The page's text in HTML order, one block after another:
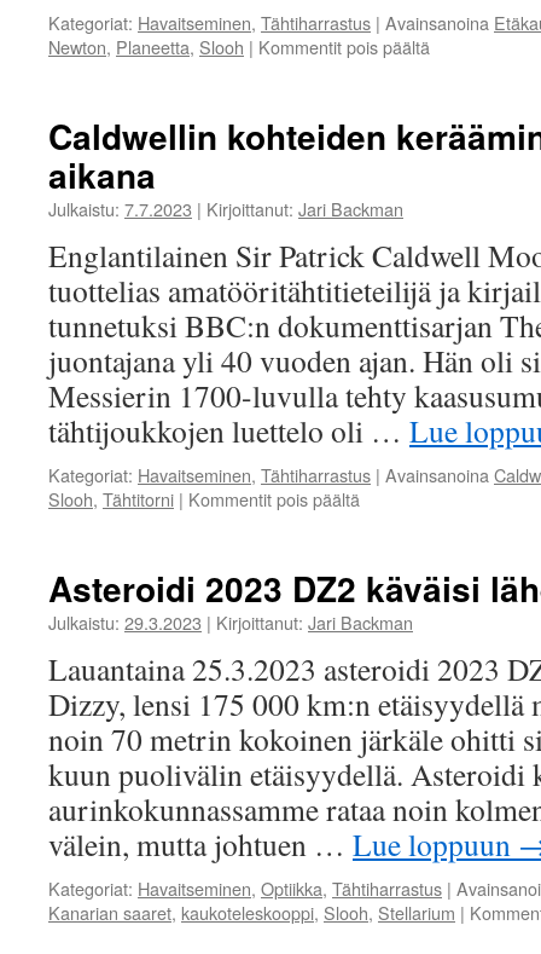
Kategoriat: Havaitseminen, Tähtiharrastus | Avainsanoina
Newton, Planeetta, Slooh | Kommentit pois päältä
laskeminen
Caldwellin kohteiden
aikana
Julkaistu: 7.7.2023 | Kirjoittanut: Jari Backman
Englantilainen Sir Patrick Caldwell
tuottelias amatööritähtitieteilijä ja
tunnetuksi BBC:n dokumenttisarjan
juontajana yli 40 vuoden ajan. Hän oli
Messierin 1700-luvulla tehty
tähtijoukkojen luettelo oli … Lue
Kategoriat: Havaitseminen, Tähtiharrastus | Avainsanoina
Slooh, Tähtitorni | Kommentit pois päältä
kerääminen
pandemian
aikana
Asteroidi 2023 DZ2 käväisi
Julkaistu: 29.3.2023 | Kirjoittanut: Jari Backman
Lauantaina 25.3.2023 asteroidi 2023
Dizzy, lensi 175 000 km:n etäisyydellä
noin 70 metrin kokoinen järkäle ohitti
kuun puolivälin etäisyydellä. Asteroidi
aurinkokunnassamme rataa noin
välein, mutta johtuen … Lue loppuun
Kategoriat: Havaitseminen, Optiikka, Tähtiharrastus |
Kanarian saaret, kaukoteleskooppi, Slooh, Stellarium |